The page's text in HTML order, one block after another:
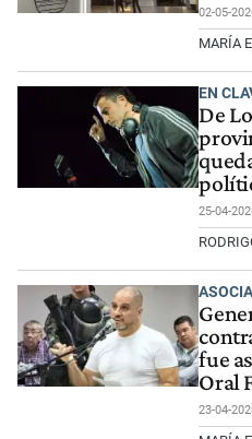
02-05-
MARÍA
EN
De
25-04-
fue
Oral
23-04-